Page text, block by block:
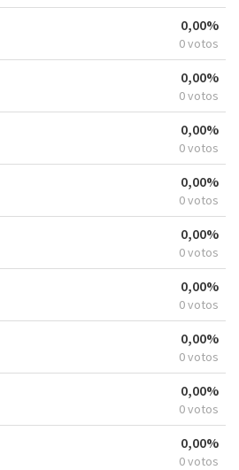
0,00%
0 votos
0,00%
0 votos
0,00%
0 votos
0,00%
0 votos
0,00%
0 votos
0,00%
0 votos
0,00%
0 votos
0,00%
0 votos
0,00%
0 votos